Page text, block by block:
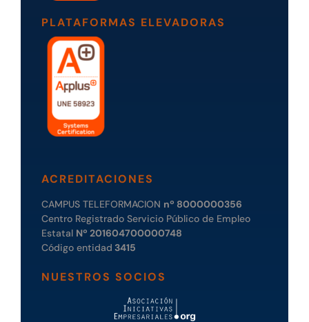
PLATAFORMAS ELEVADORAS
ACREDITACIONES
CAMPUS TELEFORMACION nº 8000000356
Centro Registrado Servicio Público de Empleo
Estatal Nº 201604700000748
Código entidad 3415
NUESTROS SOCIOS